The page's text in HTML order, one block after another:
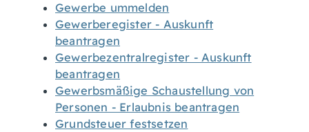
Gewerbe ummelden
Gewerberegister - Auskunft
beantragen
Gewerbezentralregister - Auskunft
beantragen
Gewerbsmäßige Schaustellung von
Personen - Erlaubnis beantragen
Grundsteuer festsetzen